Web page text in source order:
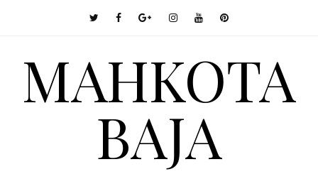
MAHKOTA
BAJA